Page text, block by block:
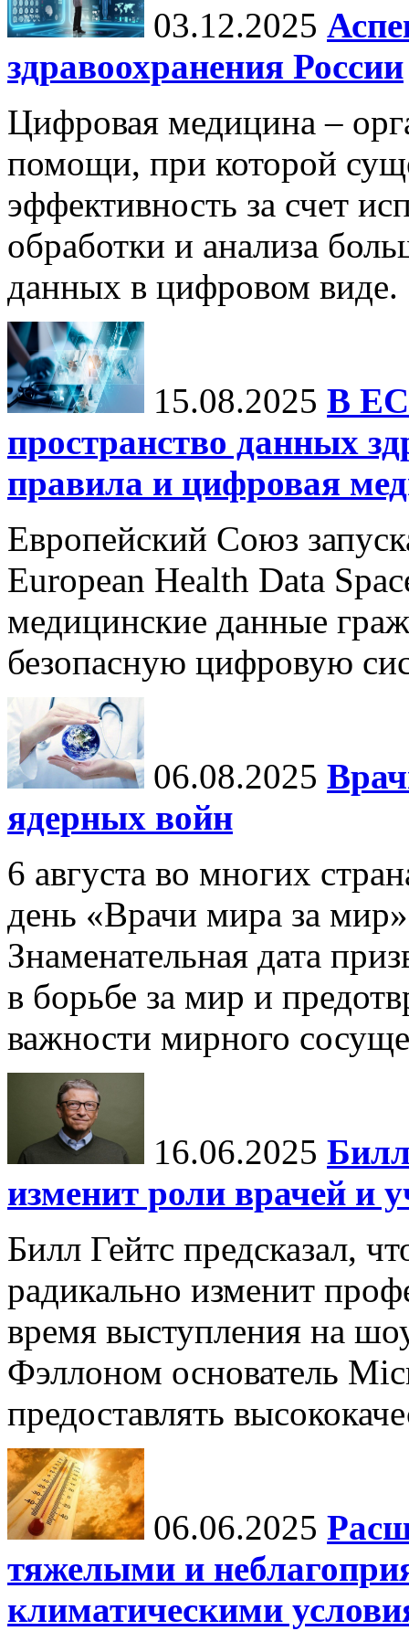
03.12.2025
здравоохранения России
Цифровая медицина –
помощи, при которой
эффективность за счет
обработки и анализа
данных в цифровом виде.
15.08.2025 В ЕС
пространство данных
правила и цифровая
Европейский Союз
European Health Data
медицинские данные
безопасную цифровую
06.08.2025
ядерных войн
6 августа во многих
день «Врачи мира за
Знаменательная дата
в борьбе за мир и
важности мирного
16.06.2025
изменит роли врачей и
Билл Гейтс предсказал,
радикально изменит
время выступления на
Фэллоном основатель
предоставлять
06.06.2025
тяжелыми и
климатическими